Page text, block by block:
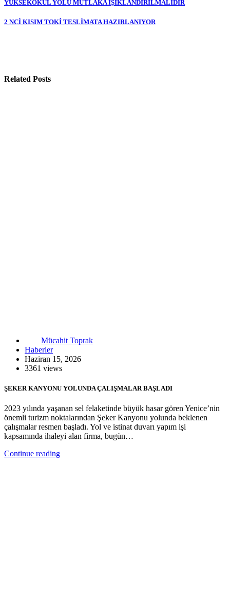
Yazı
gezinmesi
YÜKSEKOKUL YOLU MUTLAKA IŞIKLANDIRILMALIDIR
2 NCİ KISIM TOKİ TESLİMATA HAZIRLANIYOR
Related Posts
Mücahit Toprak
Haberler
Haziran 15, 2026
3361 views
ŞEKER KANYONU YOLUNDA ÇALIŞMALAR BAŞLADI
2023 yılında yaşanan sel felaketinde büyük hasar gören Yenice’nin
önemli turizm noktalarından Şeker Kanyonu yolunda beklenen
çalışmalar resmen başladı. Yol ve istinat duvarı yapım işi
kapsamında ihaleyi alan firma, bugün…
Continue reading